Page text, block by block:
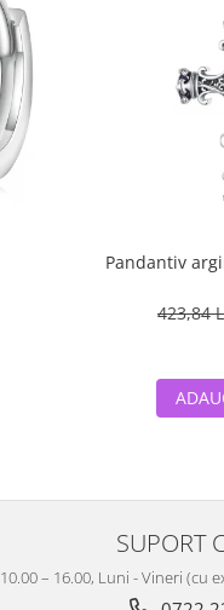
Pandantiv
423,84
SUPORT
10.00 – 16.00, Luni - Vineri (cu